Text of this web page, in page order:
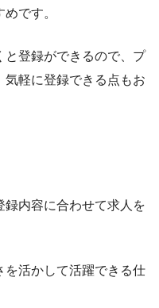
です。
と登録ができるので、プ
気軽に登録できる点もお
録内容に合わせて求人を
を活かして活躍できる仕